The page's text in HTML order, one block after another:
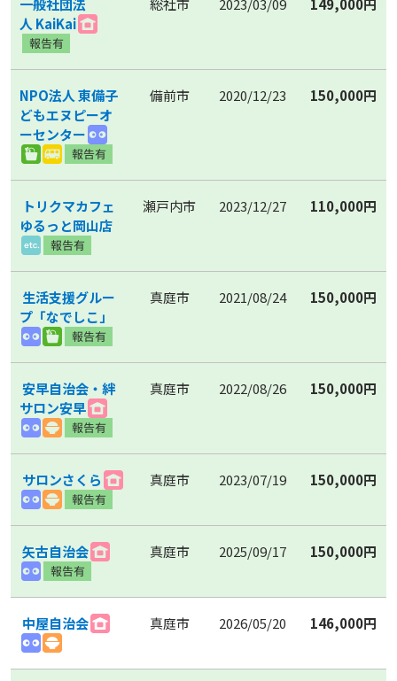
人 KaiKai
NPO法人 東備子
どもエヌピーオ
ーセンター
備前市 2020/12/23 150,000円
トリクマカフェ
ゆるっと岡山店
瀬戸内市 2023/12/27 110,000円
生活支援グルー
プ「なでしこ」
真庭市 2021/08/24 150,000円
安早自治会・絆
サロン安早
真庭市 2022/08/26 150,000円
サロンさくら 真庭市 2023/07/19 150,000円
矢古自治会 真庭市 2025/09/17 150,000円
中屋自治会 真庭市 2026/05/20 146,000円